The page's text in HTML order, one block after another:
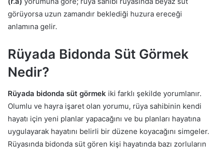
görüyorsa uzun zamandır beklediği huzura ereceği
anlamına gelir.
Rüyada Bidonda Süt Görmek
Nedir?
Rüyada bidonda süt görmek iki farklı şekilde yorumlanır.
Olumlu ve hayra işaret olan yorumu, rüya sahibinin kendi
hayatı için yeni planlar yapacağını ve bu planları hayatına
uygulayarak hayatını belirli bir düzene koyacağını simgeler.
Rüyasında bidonda süt gören kişi hayatında bazı zorluların